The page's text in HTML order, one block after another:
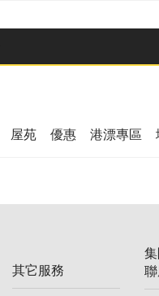
屋苑 優惠 港漂專區
其它服務